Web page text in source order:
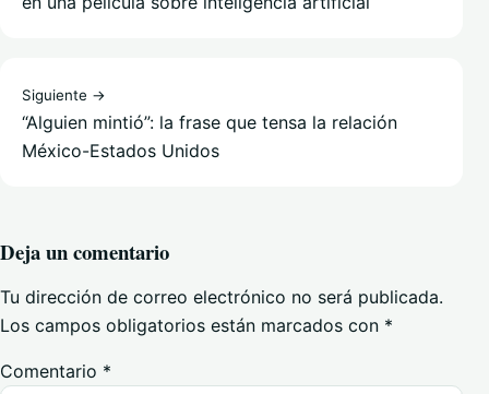
Siguiente →
“Alguien mintió”: la frase que tensa la relación
México-Estados Unidos
Deja un comentario
Tu dirección de correo electrónico no será publicada.
Los campos obligatorios están marcados con *
Comentario *